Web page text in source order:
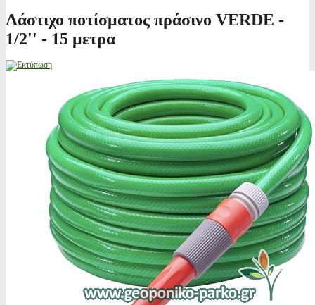
Λάστιχο ποτίσματος πράσινο VERDE -
1/2'' - 15 μετρα